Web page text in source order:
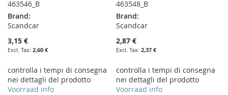
463546_B
Brand:
Scandcar
3,15 €
2,60 €
controlla i tempi di consegna
nei dettagli del prodotto
Voorraad info
463548_B
Brand:
Scandcar
2,87 €
2,37 €
controlla i tempi di consegna
nei dettagli del prodotto
Voorraad info